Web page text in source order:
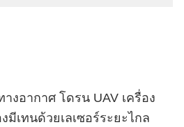
งอากาศ โดรน UAV เครื่อง
มีเทนด้วยเลเซอร์ระยะไกล